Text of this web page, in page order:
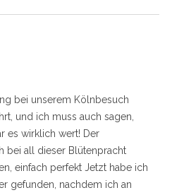
bei unserem Kölnbesuch
und ich muss auch sagen,
es wirklich wert! Der
bei all dieser Blütenpracht
einfach perfekt Jetzt habe ich
gefunden, nachdem ich an